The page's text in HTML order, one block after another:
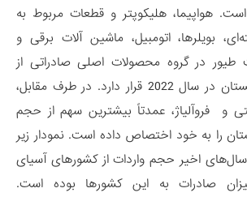
هواپیما، هلیکوپتر و قطعات مربوط به
بویلرها، اتومبیل، ماشین آلات برقی و
در گروه محصولات اصلی صادراتی از
ایالات متحده به قزاقستان در سال 2022 قرار دارد. در طرف مقابل،
و فروآلیاژ، عمدتاً بیشترین سهم از حجم
را به خود اختصاص داده است. نمودار زیر
اخیر حجم واردات از کشورهای آسیای
صادرات به این کشورها بوده است.